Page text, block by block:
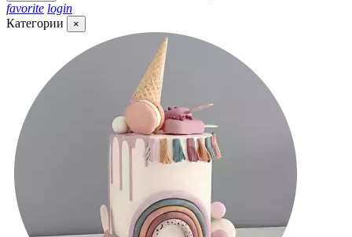
favorite login
Категории
×